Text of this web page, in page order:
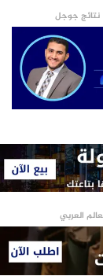
نتائج جوجل
العربي